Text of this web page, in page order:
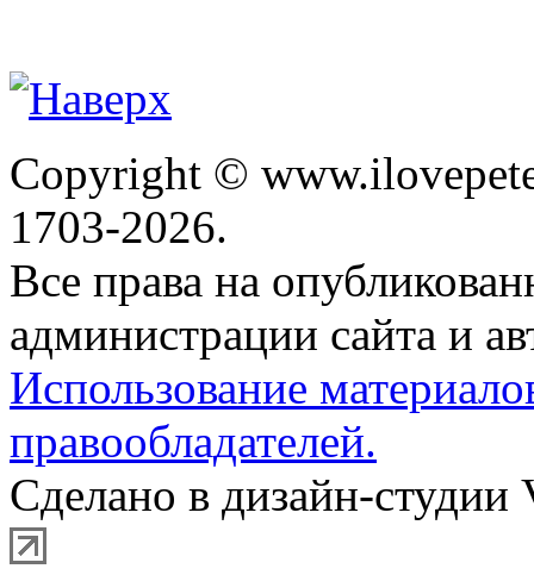
Copyright ©
1703-2026.
Все права на
администрации сайта и
Использование
правообладателей.
Сделано в дизайн-студии